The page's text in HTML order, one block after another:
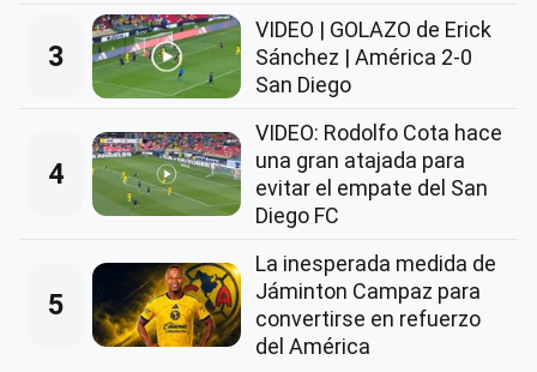
3
VIDEO | GOLAZO de Erick
Sánchez | América 2-0
San Diego
4
VIDEO: Rodolfo Cota hace
una gran atajada para
evitar el empate del San
Diego FC
5
La inesperada medida de
Jáminton Campaz para
convertirse en refuerzo
del América